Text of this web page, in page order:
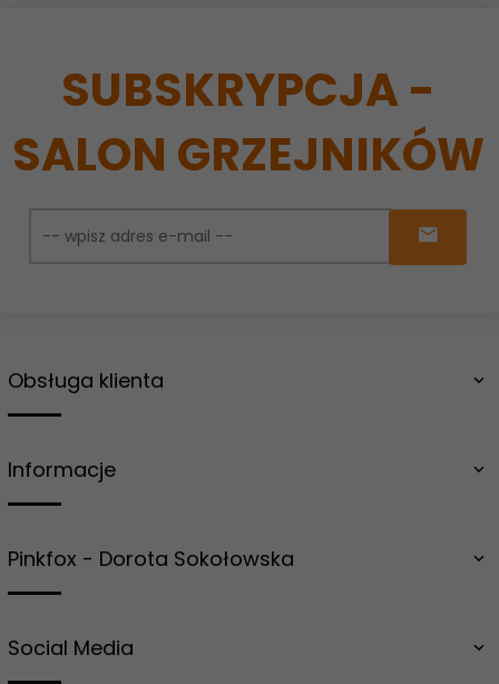
SUBSKRYPCJA -
SALON GRZEJNIKÓW
Obsługa klienta
Informacje
Pinkfox - Dorota Sokołowska
Social Media